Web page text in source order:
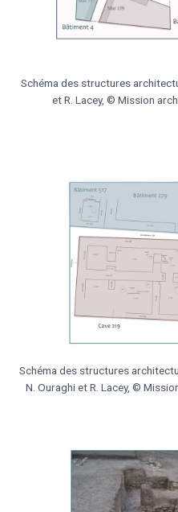
Schéma des structures
et R. Lacey, © Mission
Schéma des structures
N. Ouraghi et R. Lacey, ©